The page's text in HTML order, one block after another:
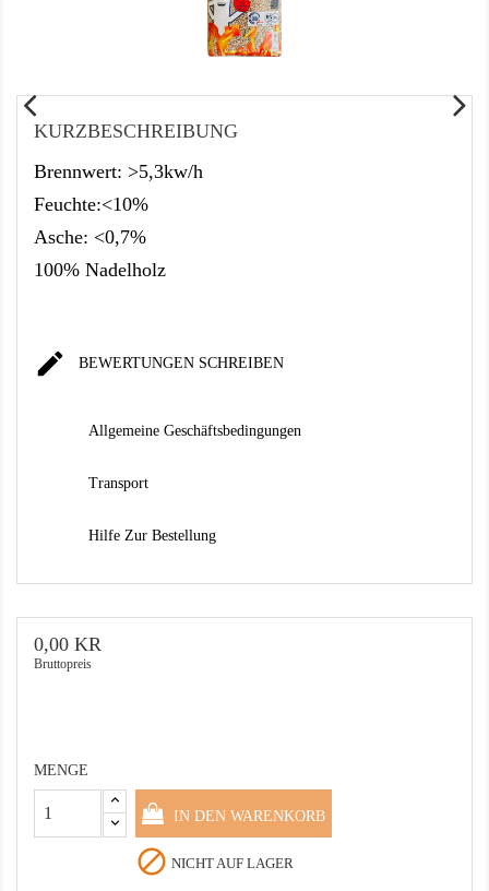
KURZBESCHREIBUNG
Brennwert: >5,3kw/h
Feuchte:<10%
Asche: <0,7%
100% Nadelholz
 BEWERTUNGEN SCHREIBEN
Allgemeine Geschäftsbedingungen
Transport
Hilfe Zur Bestellung
0,00 KR
Bruttopreis
MENGE
IN DEN WARENKORB
 NICHT AUF LAGER